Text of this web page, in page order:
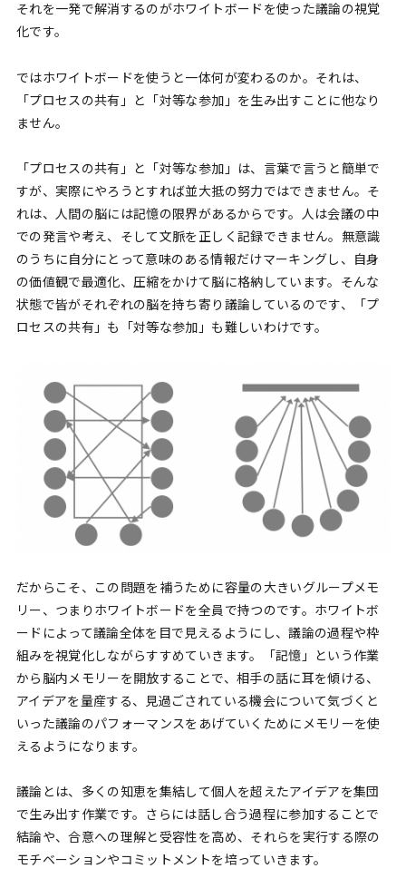
それを一発で解消するのがホワイトボードを使った議論の視覚
化です。
ではホワイトボードを使うと一体何が変わるのか。それは、
「プロセスの共有」と「対等な参加」を生み出すことに他なり
ません。
「プロセスの共有」と「対等な参加」は、言葉で言うと簡単で
すが、実際にやろうとすれば並大抵の努力ではできません。そ
れは、人間の脳には記憶の限界があるからです。人は会議の中
での発言や考え、そして文脈を正しく記録できません。無意識
のうちに自分にとって意味のある情報だけマーキングし、自身
の価値観で最適化、圧縮をかけて脳に格納しています。そんな
状態で皆がそれぞれの脳を持ち寄り議論しているのです、「プ
ロセスの共有」も「対等な参加」も難しいわけです。
だからこそ、この問題を補うために容量の大きいグループメモ
リー、つまりホワイトボードを全員で持つのです。ホワイトボ
ードによって議論全体を目で見えるようにし、議論の過程や枠
組みを視覚化しながらすすめていきます。「記憶」という作業
から脳内メモリーを開放することで、相手の話に耳を傾ける、
アイデアを量産する、見過ごされている機会について気づくと
いった議論のパフォーマンスをあげていくためにメモリーを使
えるようになります。
議論とは、多くの知恵を集結して個人を超えたアイデアを集団
で生み出す作業です。さらには話し合う過程に参加することで
結論や、合意への理解と受容性を高め、それらを実行する際の
モチベーションやコミットメントを培っていきます。